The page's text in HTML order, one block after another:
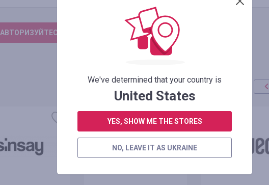
АВТОРИЗУЙТЕСЬ, ЩОБ ЗАЛИШИТИ ВІДГУК
We've determined that your country is
United States
YES, SHOW ME THE STORES
NO, LEAVE IT AS UKRAINE